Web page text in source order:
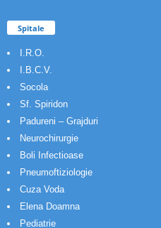
Spitale
I.R.O.
I.B.C.V.
Socola
Sf. Spiridon
Padureni – Grajduri
Neurochirurgie
Boli Infectioase
Pneumoftiziologie
Cuza Voda
Elena Doamna
Pediatrie